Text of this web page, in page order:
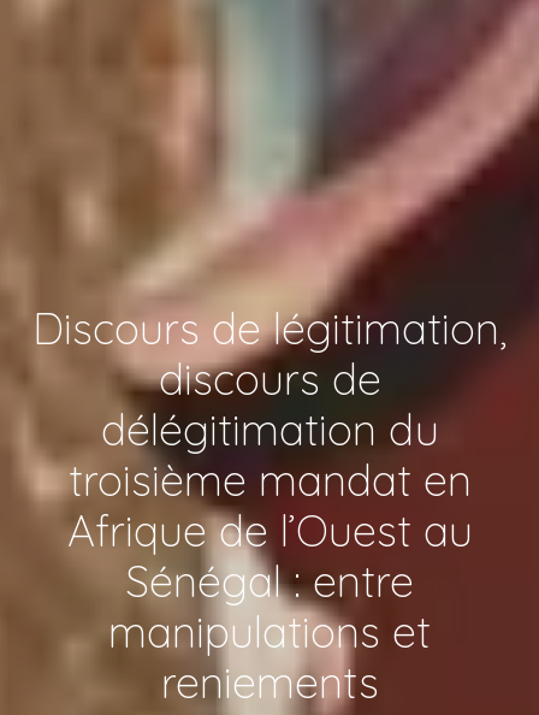
Discours de légitimation,
discours de
délégitimation du
troisième mandat en
Afrique de l’Ouest au
Sénégal : entre
manipulations et
reniements